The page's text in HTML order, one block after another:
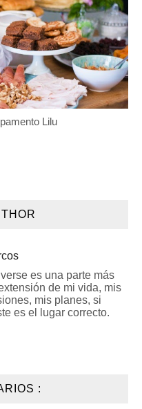
Lilu
es una parte más
de mi vida, mis
mis planes, si
es el lugar correcto.
: